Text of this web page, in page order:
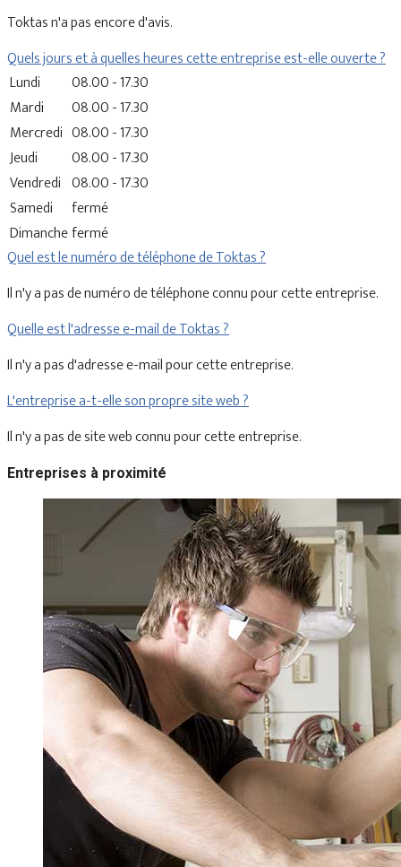
Toktas n'a pas encore d'avis.
Quels jours et à quelles heures cette entreprise est-elle ouverte ?
Lundi
08.00 - 17.30
Mardi
08.00 - 17.30
Mercredi 08.00 - 17.30
Jeudi
08.00 - 17.30
Vendredi 08.00 - 17.30
Samedi
fermé
Dimanchefermé
Quel est le numéro de téléphone de Toktas ?
Il n'y a pas de numéro de téléphone connu pour cette entreprise.
Quelle est l'adresse e-mail de Toktas ?
Il n'y a pas d'adresse e-mail pour cette entreprise.
L'entreprise a-t-elle son propre site web ?
Il n'y a pas de site web connu pour cette entreprise.
Entreprises à proximité